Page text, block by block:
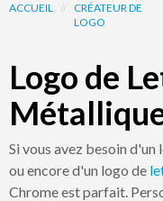
ACCUEIL // CRÉATEUR DE
LOGO
Logo de
Si vous avez besoin d'un
ou encore d'un logo de
Chrome est parfait.